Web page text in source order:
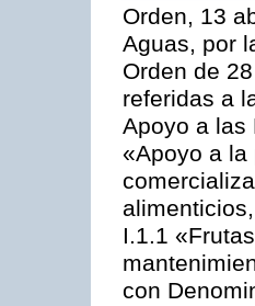
Orden, 13
Aguas, por
Orden de
referidas a
Apoyo a las
«Apoyo a la
I.1.1
con